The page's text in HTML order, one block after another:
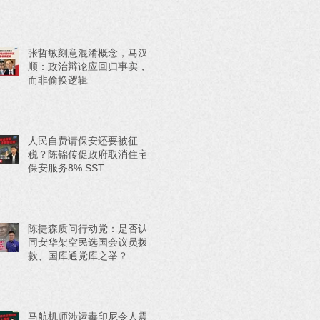
张哲敏刻意混淆概念，马汉
顺：政治辩论应回归事实，
而非偷换逻辑
人民自费请保安还要被征
税？陈锦传促政府取消住宅
保安服务8% SST
陈捷森质问行动党：是否认
同安华架空民选国会议员拨
款、国库通党库之举？
马航机师涉运毒印尼令人震